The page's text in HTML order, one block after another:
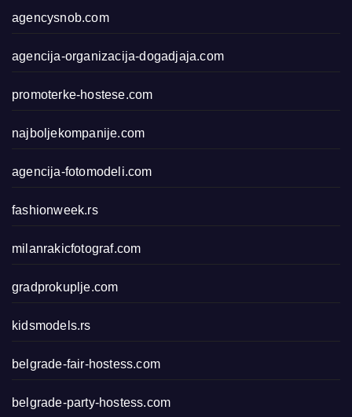
agencysnob.com
agencija-organizacija-dogadjaja.com
promoterke-hostese.com
najboljekompanije.com
agencija-fotomodeli.com
fashionweek.rs
milanrakicfotograf.com
gradprokuplje.com
kidsmodels.rs
belgrade-fair-hostess.com
belgrade-party-hostess.com